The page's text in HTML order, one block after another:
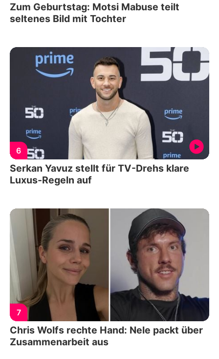
Zum Geburtstag: Motsi Mabuse teilt
seltenes Bild mit Tochter
6
Serkan Yavuz stellt für TV-Drehs klare
Luxus-Regeln auf
7
Chris Wolfs rechte Hand: Nele packt über
Zusammenarbeit aus